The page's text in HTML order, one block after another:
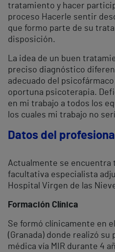
tratamiento y hacer
proceso Hacerle sentir
que formo parte de su
disposición.
La idea de un buen
preciso diagnóstico
adecuado del
oportuna psicoterapia.
en mi trabajo a todos los
los cuales mi trabajo no
Datos del profesional
Actualmente se encuentra
facultativa especialista
Hospital Virgen de las
Formación Clínica
Se formó clínicamente en
(Granada) donde realizó su
médica vía MIR durante 4